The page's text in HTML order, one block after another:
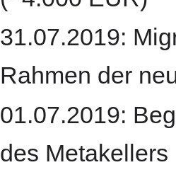
31.07.2019:
Rahmen der
01.07.2019:
des Metakellers